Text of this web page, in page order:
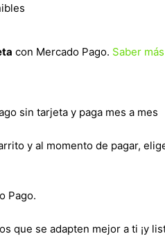
con Mercado Pago. Saber más
sin tarjeta y paga mes a mes
y al momento de pagar,
Pago.
que se adapten mejor a ti ¡y